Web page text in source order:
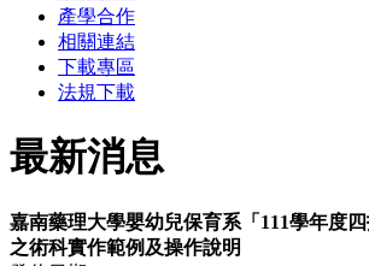
產學合作
相關連結
下載專區
法規下載
最新消息
嘉南藥理大學嬰幼兒保育系「111學年度
之術科實作範例及操作說明